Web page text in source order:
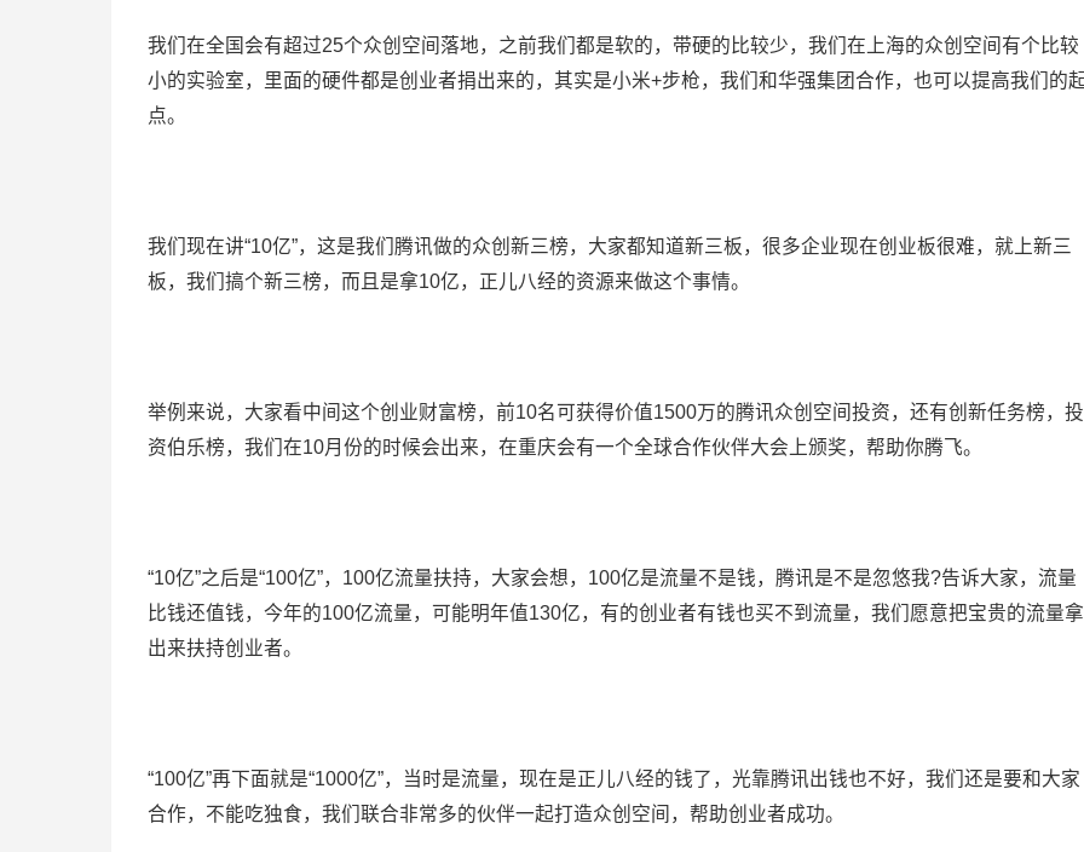
我们在全国会有超过25个众创空间落地，之前我们都是软的，带硬的比较少，我们在上海的众创空间有个比较
小的实验室，里面的硬件都是创业者捐出来的，其实是小米+步枪，我们和华强集团合作，也可以提高我们的
点。
我们现在讲“10亿”，这是我们腾讯做的众创新三榜，大家都知道新三板，很多企业现在创业板很难，就上新三
板，我们搞个新三榜，而且是拿10亿，正儿八经的资源来做这个事情。
举例来说，大家看中间这个创业财富榜，前10名可获得价值1500万的腾讯众创空间投资，还有创新任务榜，投
资伯乐榜，我们在10月份的时候会出来，在重庆会有一个全球合作伙伴大会上颁奖，帮助你腾飞。
“10亿”之后是“100亿”，100亿流量扶持，大家会想，100亿是流量不是钱，腾讯是不是忽悠我?告诉大家，流量
比钱还值钱，今年的100亿流量，可能明年值130亿，有的创业者有钱也买不到流量，我们愿意把宝贵的流量拿
出来扶持创业者。
“100亿”再下面就是“1000亿”，当时是流量，现在是正儿八经的钱了，光靠腾讯出钱也不好，我们还是要和大家
合作，不能吃独食，我们联合非常多的伙伴一起打造众创空间，帮助创业者成功。